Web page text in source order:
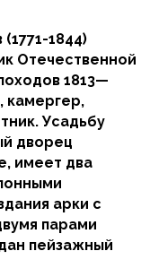
1844)
Отечественной
1813—
камергер,
Усадьбу
дворец
имеет два
арки с
парами
пейзажный